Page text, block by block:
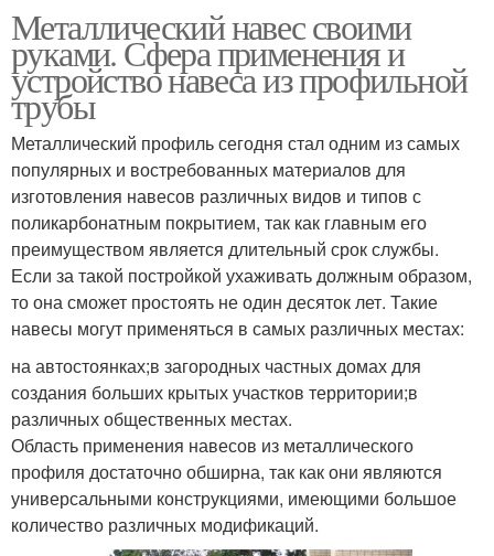
Металлический навес своими
руками. Сфера применения и
устройство навеса из профильной
трубы
Металлический профиль сегодня стал одним из самых
популярных и востребованных материалов для
изготовления навесов различных видов и типов с
поликарбонатным покрытием, так как главным его
преимуществом является длительный срок службы.
Если за такой постройкой ухаживать должным образом,
то она сможет простоять не один десяток лет. Такие
навесы могут применяться в самых различных местах:
на автостоянках;в загородных частных домах для
создания больших крытых участков территории;в
различных общественных местах.
Область применения навесов из металлического
профиля достаточно обширна, так как они являются
универсальными конструкциями, имеющими большое
количество различных модификаций.